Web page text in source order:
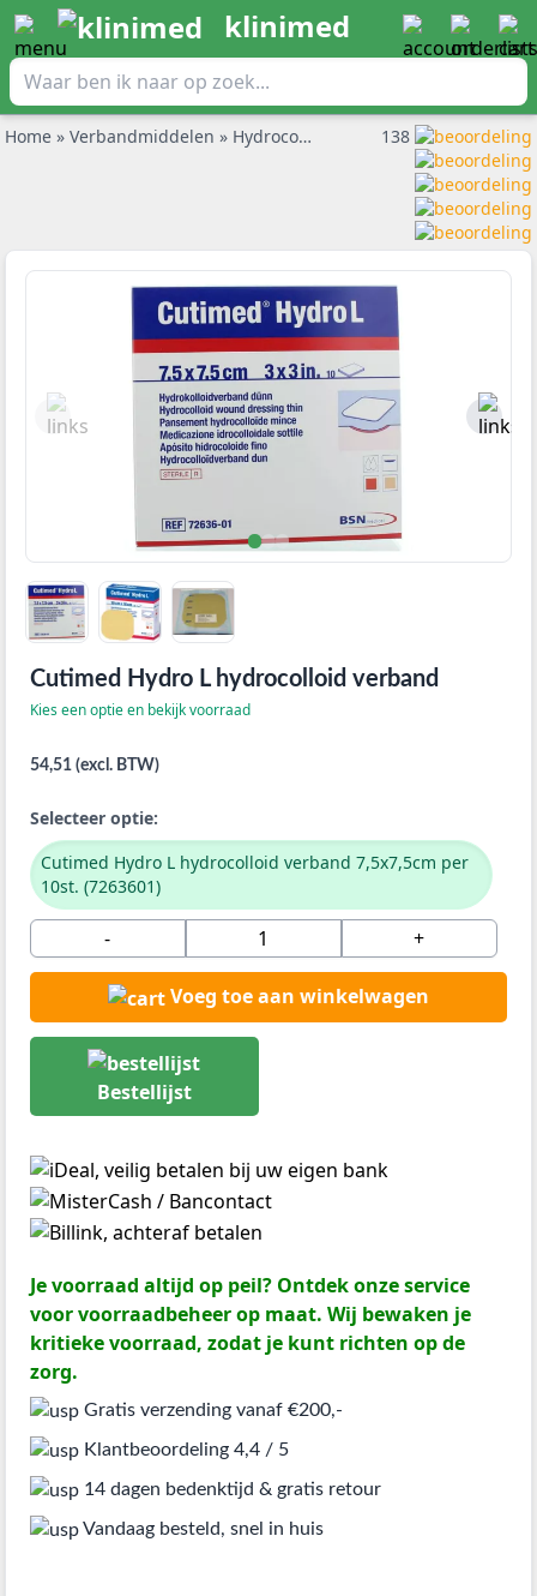
klinimed
Home » Verbandmiddelen » Hydrocolloid verband »Cutimed
138
Cutimed Hydro L hydrocolloid verband
Kies een optie en bekijk voorraad
54,51 (excl. BTW)
Selecteer optie:
Cutimed Hydro L hydrocolloid verband 7,5x7,5cm per
10st. (7263601)
- +
Voeg toe aan winkelwagen
Bestellijst
Je voorraad altijd op peil? Ontdek onze service
voor voorraadbeheer op maat. Wij bewaken je
kritieke voorraad, zodat je kunt richten op de
zorg.
Gratis verzending vanaf €200,-
Klantbeoordeling 4,4 / 5
14 dagen bedenktijd & gratis retour
Vandaag besteld, snel in huis